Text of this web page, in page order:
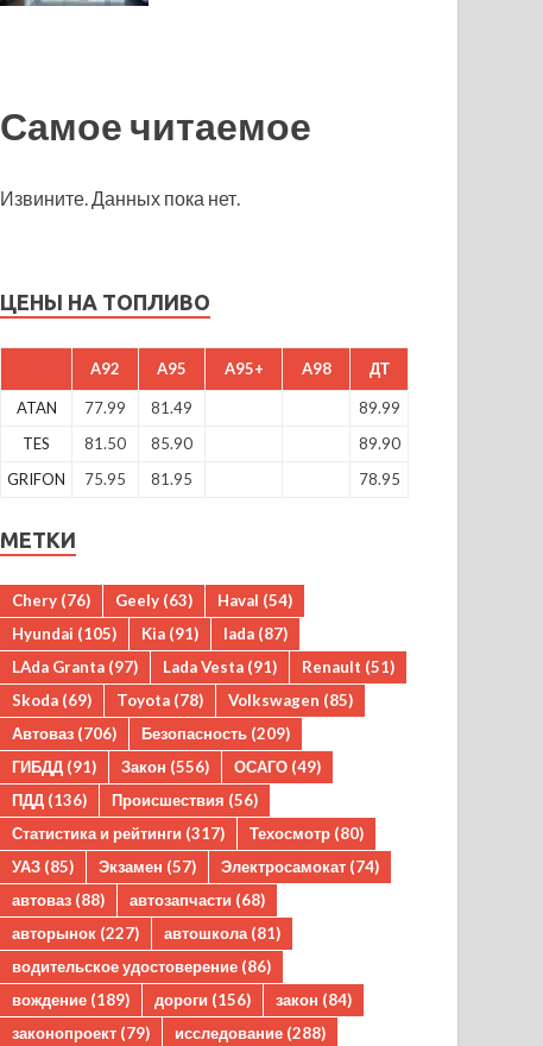
Самое читаемое
Извините. Данных пока нет.
ЦЕНЫ НА ТОПЛИВО
A92 A95 A95+ A98 ДТ
ATAN 77.99 81.49
89.99
TES
81.50 85.90
89.90
GRIFON
75.95 81.95 78.95
МЕТКИ
Chery (76) Geely (63) Haval (54)
Hyundai (105) Kia (91) lada (87)
LAda Granta (97) Lada Vesta (91) Renault (51)
Skoda (69) Toyota (78) Volkswagen (85)
Автоваз (706) Безопасность (209)
ГИБДД (91) Закон (556) ОСАГО (49)
ПДД (136) Происшествия (56)
Статистика и рейтинги (317) Техосмотр (80)
УАЗ (85) Экзамен (57) Электросамокат (74)
автоваз (88) автозапчасти (68)
авторынок (227) автошкола (81)
водительское удостоверение (86)
вождение (189) дороги (156) закон (84)
законопроект (79) исследование (288)